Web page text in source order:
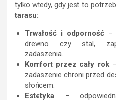
tylko wtedy, gdy jest to
tarasu:
Trwałość i odporność–
drewno czy stal,
zadaszenia.
Komfort przez cały rok–
zadaszenie chroni przed
słońcem.
Estetyka –